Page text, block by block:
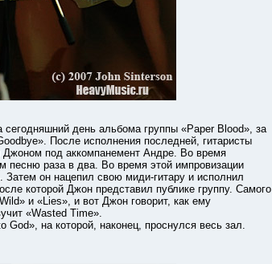
день альбома группы «Paper Blood», за
После исполнения последней, гитаристы
Джоном под аккомпанемент Андре. Во время
песню раза в два. Во время этой импровизации
Затем он нацепил свою миди-гитару и исполнил
которой Джон представил публике группу. Самого
и «Lies», и вот Джон говорит, как ему
«Wasted Time».
на которой, наконец, проснулся весь зал.